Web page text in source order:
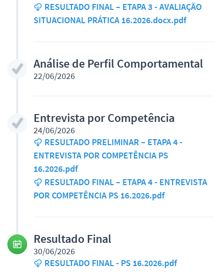
RESULTADO FINAL – ETAPA 3 - AVALIAÇÃO
SITUACIONAL PRÁTICA 16.2026.docx.pdf
Análise de Perfil Comportamental
22/06/2026
Entrevista por Competência
24/06/2026
RESULTADO PRELIMINAR – ETAPA 4 -
ENTREVISTA POR COMPETÊNCIA PS
16.2026.pdf
RESULTADO FINAL – ETAPA 4 - ENTREVISTA
POR COMPETÊNCIA PS 16.2026.pdf
Resultado Final
30/06/2026
RESULTADO FINAL - PS 16.2026.pdf